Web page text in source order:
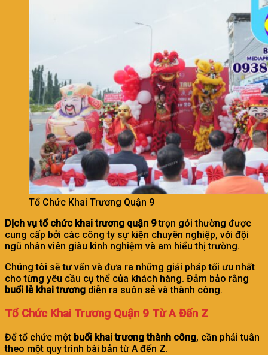
Tổ Chức Khai Trương Quận 9
Dịch vụ tổ chức khai trương quận 9trọn gói thường được
cung cấp bởi các công ty sự kiện chuyên nghiệp, với đội
ngũ nhân viên giàu kinh nghiệm và am hiểu thị trường.
Chúng tôi sẽ tư vấn và đưa ra những giải pháp tối ưu nhất
cho từng yêu cầu cụ thể của khách hàng. Đảm bảo rằng
buổi lễ khai trương diễn ra suôn sẻ và thành công.
Tổ Chức Khai Trương Quận 9 Từ A Đến Z
Để tổ chức một buổi khai trương thành công, cần phải tuân
theo một quy trình bài bản từ A đến Z.